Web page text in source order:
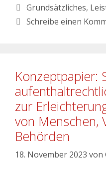
Grundsätzliches,
Schreibe einen
Konzeptpapier:
zur
von Menschen,
Behörden
18. November 2023 von